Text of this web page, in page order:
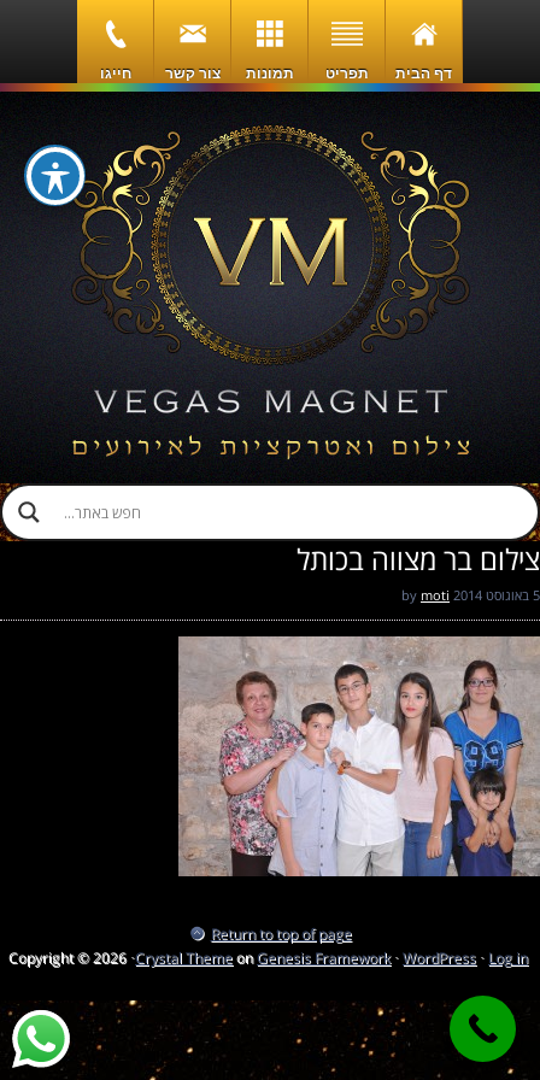
דף הבית תפריט תמונות צור קשר חייגו
צילום בר מצווה בכותל
5 באוגוסט 2014 moti
Return to top of page
Copyright © 2026 ·Crystal ThemeonGenesis Framework·WordPress· Log in